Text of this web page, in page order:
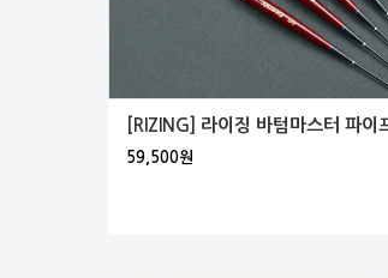
[RIZING] 라이징 바텀마스터 파이
59,500원